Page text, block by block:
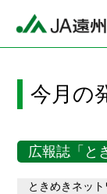
今月の
広報誌「と
ときめきネッ